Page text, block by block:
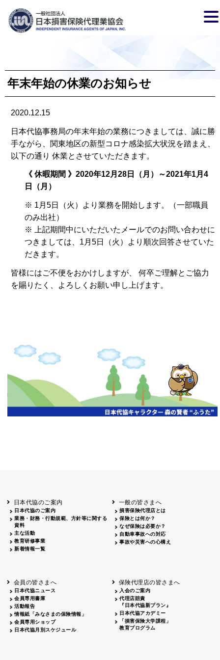
年末年始の休業のお知らせ
2020.12.15
日本代協事務局の年末年始の業務につきましては、誠に勝
手ながら、関東地区の新型コロナ感染拡大状況を踏まえ、
以下の通り 休業とさせていただきます。
《 休暇期間 》2020年12月28日（月）～2021年1月4
日（月）
※ 1月5日（火）より業務を開始します。（一部職員
のみ出社）
※ 上記期間中にいただいたメールでのお問い合わせに
つきましては、1月5日（火）より順次回答させていた
だきます。
皆様にはご不便をおかけしますが、 何卒ご理解とご協力
を賜りたく、よろしくお願い申し上げます。
日本代協のご案内
日本代協のご案内
業務・財務・行動規範、方針等に関する
資料
主な活動
教育研修事業
新着情報一覧
一般の皆さまへ
損害保険代理店とは
保険とは何か？
なぜ保険は必要か？
自動車事故への対応
事故や災害への心構え
会員の皆さまへ
日本代協ニュース
会員専用書庫
活動報告
情報紙「みなさまの保険情報」
会員専用ショップ
日本代協月別スケジュール
保険代理店の皆さまへ
入会のご案内
代理店賠責
『日本代協新プラン』
日本代協アカデミー
「損害保険大学課程」
教育プログラム